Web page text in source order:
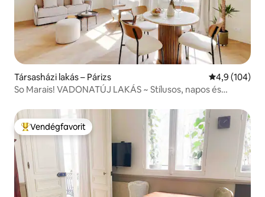
Társasházi lakás – Párizs Átlagos
4,9 (104)
So Marais! VADONATÚJ LAKÁS ~ Stílusos, napos és
Kiemelt vendégfavorit
Vendégfavorit